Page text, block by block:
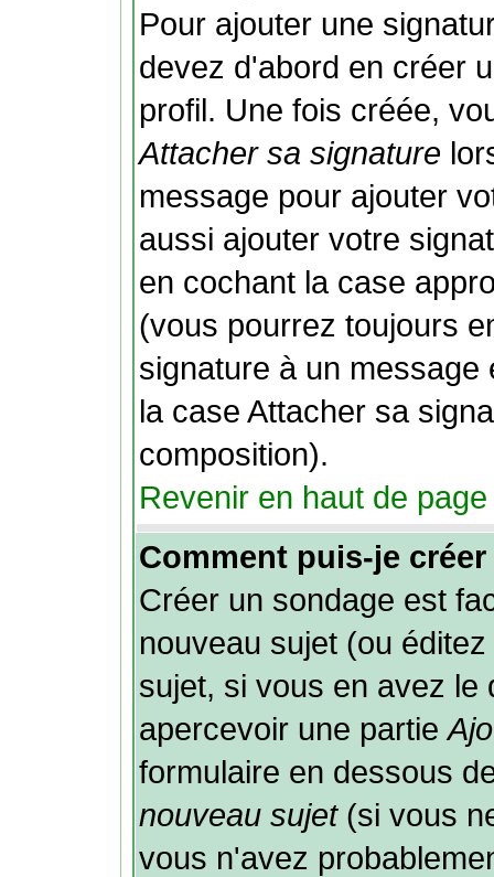
Pour ajouter une
devez d'abord en créer
profil. Une fois créée,
Attacher sa signature
message pour ajouter
aussi ajouter votre
en cochant la case
(vous pourrez toujours
signature à un
la case Attacher sa
composition).
Revenir en haut de page
Comment puis-je
Créer un sondage est
nouveau sujet (ou
sujet, si vous en avez le
apercevoir une partie
formulaire en dessous
nouveau sujet(si vous
vous n'avez